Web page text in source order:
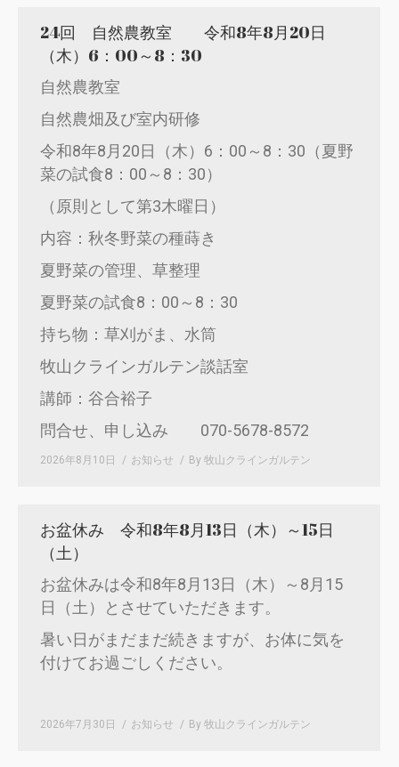
24回 自然農教室 令和8年8月20日
（木）6：00～8：30
自然農教室
自然農畑及び室内研修
令和8年8月20日（木）6：00～8：30（夏野
菜の試食8：00～8：30）
（原則として第3木曜日）
内容：秋冬野菜の種蒔き
夏野菜の管理、草整理
夏野菜の試食8：00～8：30
持ち物：草刈がま、水筒
牧山クラインガルテン談話室
講師：谷合裕子
問合せ、申し込み 070-5678-8572
2026年8月10日 お知らせ By 牧山クラインガルテン
お盆休み 令和8年8月13日（木）～15日
（土）
お盆休みは令和8年8月13日（木）～8月15
日（土）とさせていただきます。
暑い日がまだまだ続きますが、お体に気を
付けてお過ごしください。
2026年7月30日 お知らせ By 牧山クラインガルテン